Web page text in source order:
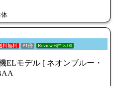
料無料 P1倍 Review 6件 5.00
ELモデル [ ネオンブルー・